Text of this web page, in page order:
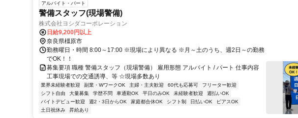
アルバイト・パート
警備スタッフ(現場警備)
株式会社ヨシダコーポレーション
日給9,200円以上
奈良県橿原市
勤務曜日・時間 8:00～17:00 ※現場により異なる ※月～土のうち、週2日～の勤務
でOK！！
募集要項 職種 警備スタッフ（現場警備） 雇用形態 アルバイト / パート 仕事内容
工事現場での交通誘導、等 ☆現場多数あり
業界未経験者歓迎 副業・WワークOK 主婦・主夫歓迎 60代も応募可
フリーター歓迎
シフト自由
大量募集 学歴不問 車通勤OK 平日のみOK 未経験者歓迎
週払いOK
バイトデビュー歓迎
週2・3日からOK 家庭都合休OK シフト制 日払いOK
ピアスOK
土日祝休み
昇給あり